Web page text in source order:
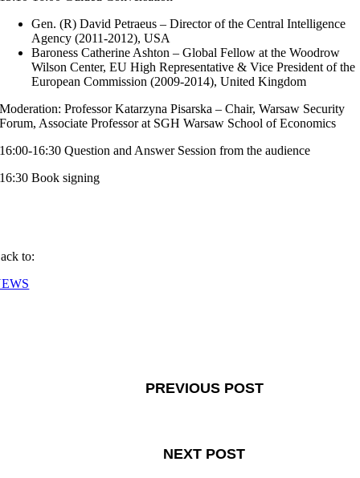
Gen. (R) David Petraeus – Director of the Central Intelligence
Agency (2011-2012), USA
Baroness Catherine Ashton – Global Fellow at the Woodrow
Wilson Center, EU High Representative & Vice President of the
European Commission (2009-2014), United Kingdom
Moderation: Professor Katarzyna Pisarska – Chair, Warsaw Security
Forum, Associate Professor at SGH Warsaw School of Economics
16:00-16:30 Question and Answer Session from the audience
16:30 Book signing
to:
PREVIOUS POST
NEXT POST